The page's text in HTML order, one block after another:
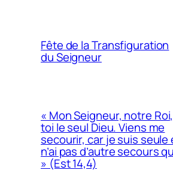
Fête de la Transfiguration
du Seigneur
« Mon Seigneur, notre
toi le seul Dieu. Viens me
secourir, car je suis seule
n’ai pas d’autre secours
» (Est 14,4)